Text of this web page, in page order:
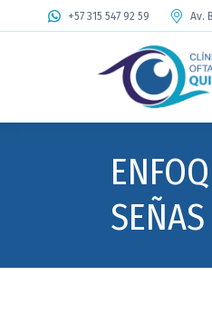
+57 315 547 92 59 Av.
SEÑAS